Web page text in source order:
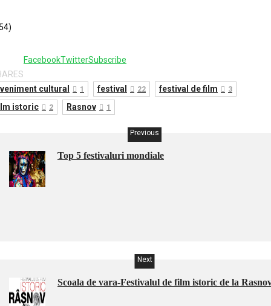
FacebookTwitterSubscribe
cultural 1 festival 22 festival de film 3
istoric 2 Rasnov 1
Previous
Top 5 festivaluri mondiale
Next
Scoala de vara-Festivalul de film istoric de la